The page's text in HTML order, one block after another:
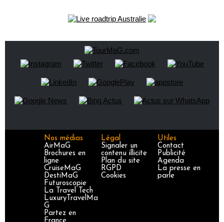
Nos médias
AirMaG
Brochures en
ligne
CruiseMaG
DestiMaG
Futuroscopie
La Travel Tech
LuxuryTravelMa
G
Partez en
Légal
Signaler un
contenu illicite
Plan du site
RGPD
Cookies
Utiles
Contact
Publicité
Agenda
La presse en
parle